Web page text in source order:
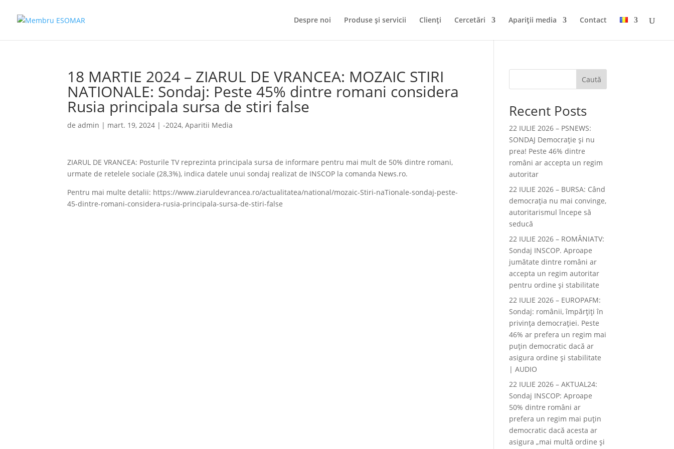
Despre noi Produse și servicii Clienți Cercetări Apariții media Contact
18 MARTIE 2024 – ZIARUL DE VRANCEA: MOZAIC STIRI
NATIONALE: Sondaj: Peste 45% dintre romani considera
Rusia principala sursa de stiri false
deadmin | mart. 19, 2024 |-2024,Aparitii Media
ZIARUL DE VRANCEA: Posturile TV reprezinta principala sursa de informare pentru mai mult de 50% dintre romani,
urmate de retelele sociale (28,3%), indica datele unui sondaj realizat de INSCOP la comanda News.ro.
Pentru mai multe detalii: https://www.ziaruldevrancea.ro/actualitatea/national/mozaic-Stiri-naTionale-sondaj-peste-
45-dintre-romani-considera-rusia-principala-sursa-de-stiri-false
Caută
Recent Posts
22 IULIE 2026 – PSNEWS:
SONDAJ Democrație și nu
prea! Peste 46% dintre
români ar accepta un regim
autoritar
22 IULIE 2026 – BURSA: Când
democraţia nu mai convinge,
autoritarismul începe să
seducă
22 IULIE 2026 – ROMÂNIATV:
Sondaj INSCOP. Aproape
jumătate dintre români ar
accepta un regim autoritar
pentru ordine și stabilitate
22 IULIE 2026 – EUROPAFM:
Sondaj: românii, împărțiți în
privința democrației. Peste
46% ar prefera un regim mai
puțin democratic dacă ar
asigura ordine și stabilitate
| AUDIO
22 IULIE 2026 – AKTUAL24:
Sondaj INSCOP: Aproape
50% dintre români ar
prefera un regim mai puțin
democratic dacă acesta ar
asigura „mai multă ordine și